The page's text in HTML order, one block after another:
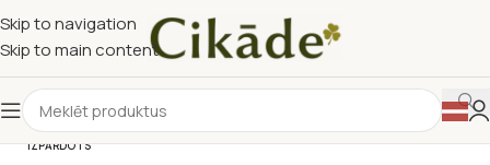
Skip to navigation
Skip to main content
IZPĀRDOTS